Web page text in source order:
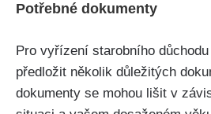
Potřebné dokumenty
Pro vyřízení starobního
předložit několik důležitých
dokumenty se mohou lišit v